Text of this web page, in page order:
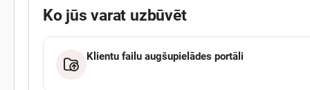
Ko jūs varat uzbūvēt
Klientu failu augšupielādes portāli